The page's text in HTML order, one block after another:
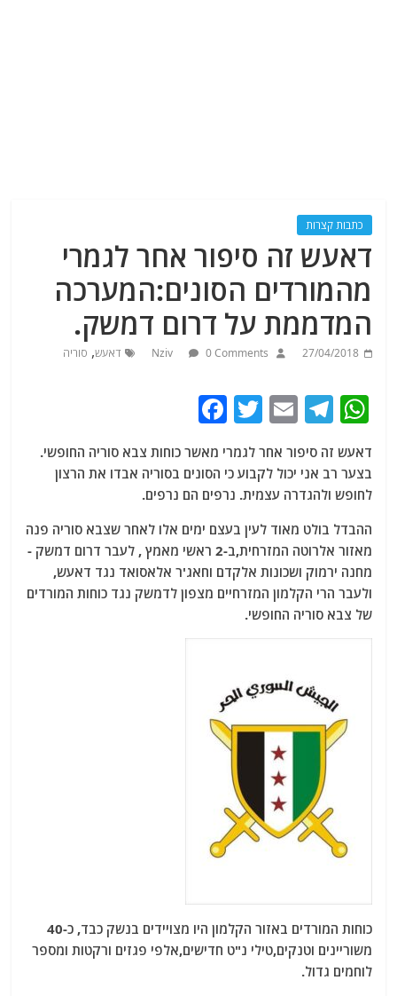
כתבות קצרות
דאעש זה סיפור אחר לגמרי
מהמורדים הסונים:המערכה
המדממת על דרום דמשק.
27/04/2018
Nziv 0 Comments דאעש, סוריה
W
at
s
A
p
p
T
e
g
ra
m
E
m
ai
l
T
itt
er
c
e
b
o
o
k
דאעש זה סיפור אחר לגמרי מאשר כוחות צבא סוריה החופשי.
בצער רב אני יכול לקבוע כי הסונים בסוריה אבדו את הרצון
לחופש ולהגדרה עצמית. נרפים הם נרפים.
ההבדל בולט מאוד לעין בעצם ימים אלו לאחר שצבא סוריה פנה
מאזור אלרוטה המזרחית,ב-2 ראשי מאמץ , לעבר דרום דמשק -
מחנה ירמוק ושכונות אלקדם וחאג'ר אלאסואד נגד דאעש,
ולעבר הרי הקלמון המזרחיים מצפון לדמשק נגד כוחות המורדים
של צבא סוריה החופשי.
כוחות המורדים באזור הקלמון היו מצויידים בנשק כבד, כ-40
משוריינים וטנקים,טילי נ"ט חדישים,אלפי פגזים ורקטות ומספר
לוחמים גדול.